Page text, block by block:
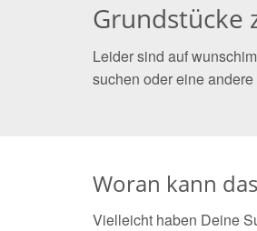
Grundstücke
Leider sind auf
suchen oder eine
Woran kann
Vielleicht haben Deine